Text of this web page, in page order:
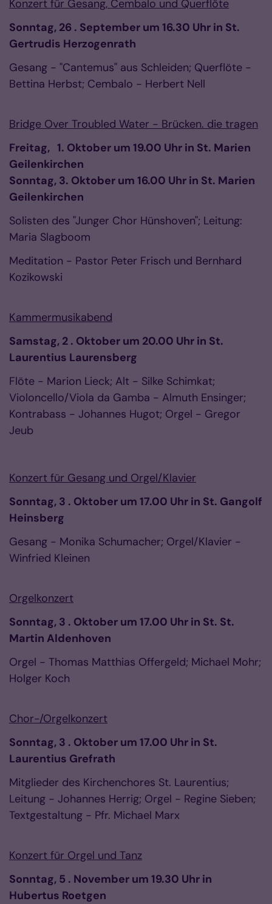
Konzert für Gesang, Cembalo und Querflöte
Sonntag, 26 . September um 16.30 Uhr in St.
Gertrudis Herzogenrath
Gesang - "Cantemus" aus Schleiden; Querflöte -
Bettina Herbst; Cembalo - Herbert Nell
Bridge Over Troubled Water - Brücken. die tragen
Freitag, 1. Oktober um 19.00 Uhr in St. Marien
Geilenkirchen
Sonntag, 3. Oktober um 16.00 Uhr in St. Marien
Geilenkirchen
Solisten des "Junger Chor Hünshoven"; Leitung:
Maria Slagboom
Meditation - Pastor Peter Frisch und Bernhard
Kozikowski
Kammermusikabend
Samstag, 2 . Oktober um 20.00 Uhr in St.
Laurentius Laurensberg
Flöte - Marion Lieck; Alt - Silke Schimkat;
Violoncello/Viola da Gamba - Almuth Ensinger;
Kontrabass - Johannes Hugot; Orgel - Gregor
Jeub
Konzert für Gesang und Orgel/Klavier
Sonntag, 3 . Oktober um 17.00 Uhr in St. Gangolf
Heinsberg
Gesang - Monika Schumacher; Orgel/Klavier -
Winfried Kleinen
Orgelkonzert
Sonntag, 3 . Oktober um 17.00 Uhr in St. St.
Martin Aldenhoven
Orgel - Thomas Matthias Offergeld; Michael Mohr;
Holger Koch
Chor-/Orgelkonzert
Sonntag, 3 . Oktober um 17.00 Uhr in St.
Laurentius Grefrath
Mitglieder des Kirchenchores St. Laurentius;
Leitung - Johannes Herrig; Orgel - Regine Sieben;
Textgestaltung - Pfr. Michael Marx
Konzert für Orgel und Tanz
Sonntag, 5 . November um 19.30 Uhr in
Hubertus Roetgen